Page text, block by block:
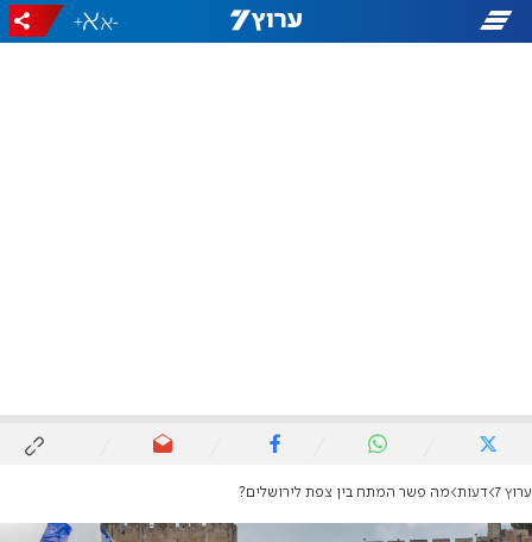
-
+
ערוץ 7 דעות מה פשר המתח בין צפת לירושלים?